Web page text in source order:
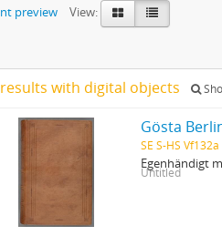
preview
View:
with digital objects
Gösta
SE S-HS Vf132a
Egenhändigt
Untitled